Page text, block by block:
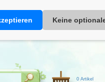
Facebook|Kunden-Login|
Keine
0 Artikel